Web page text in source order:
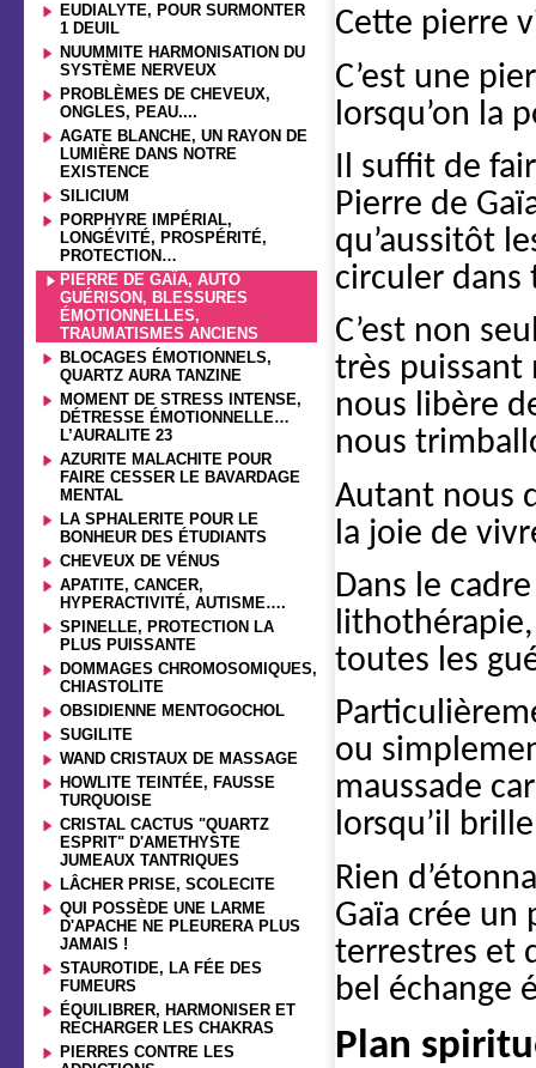
EUDIALYTE, POUR SURMONTER
1 DEUIL
NUUMMITE HARMONISATION DU
SYSTÈME NERVEUX
PROBLÈMES DE CHEVEUX,
ONGLES, PEAU....
AGATE BLANCHE, UN RAYON DE
LUMIÈRE DANS NOTRE
EXISTENCE
SILICIUM
PORPHYRE IMPÉRIAL,
LONGÉVITÉ, PROSPÉRITÉ,
PROTECTION…
PIERRE DE GAÏA, AUTO
GUÉRISON, BLESSURES
ÉMOTIONNELLES,
TRAUMATISMES ANCIENS
BLOCAGES ÉMOTIONNELS,
QUARTZ AURA TANZINE
MOMENT DE STRESS INTENSE,
DÉTRESSE ÉMOTIONNELLE…
L’AURALITE 23
AZURITE MALACHITE POUR
FAIRE CESSER LE BAVARDAGE
MENTAL
LA SPHALERITE POUR LE
BONHEUR DES ÉTUDIANTS
CHEVEUX DE VÉNUS
APATITE, CANCER,
HYPERACTIVITÉ, AUTISME….
SPINELLE, PROTECTION LA
PLUS PUISSANTE
DOMMAGES CHROMOSOMIQUES,
CHIASTOLITE
OBSIDIENNE MENTOGOCHOL
SUGILITE
WAND CRISTAUX DE MASSAGE
HOWLITE TEINTÉE, FAUSSE
TURQUOISE
CRISTAL CACTUS "QUARTZ
ESPRIT" D'AMETHYSTE
JUMEAUX TANTRIQUES
LÂCHER PRISE, SCOLECITE
QUI POSSÈDE UNE LARME
D'APACHE NE PLEURERA PLUS
JAMAIS !
STAUROTIDE, LA FÉE DES
FUMEURS
ÉQUILIBRER, HARMONISER ET
RECHARGER LES CHAKRAS
PIERRES CONTRE LES
Cette pierre
C’est une
lorsqu’on la
Il suffit de
Pierre de
qu’aussitôt
circuler
C’est non
très puissant
nous libère
nous
Autant nous
la joie de
Dans le
toutes les
ou
maussade
lorsqu’il
Rien
Gaïa crée un
terrestres et
bel échange
Plan